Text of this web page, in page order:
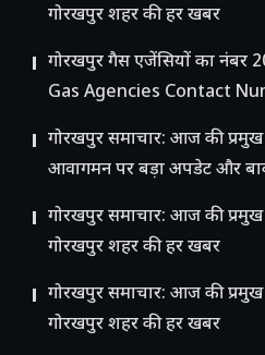
गोरखपुर शहर की हर खबर
गोरखपुर गैस एजेंसियों का नंबर
Gas Agencies Contact
गोरखपुर समाचार: आज की
आवागमन पर बड़ा अपडेट और
गोरखपुर समाचार: आज की
गोरखपुर शहर की हर खबर
गोरखपुर समाचार: आज की
गोरखपुर शहर की हर खबर